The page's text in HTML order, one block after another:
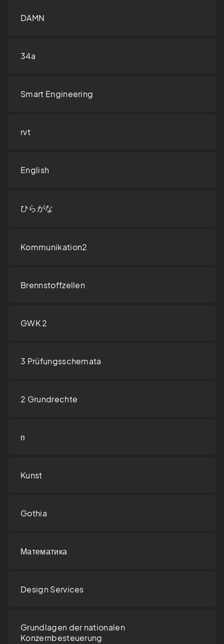
DAMN
34a
Smart Engineering
rvt
English
ひらがな
Kommunikation2
Brennstoffzellen
GWK 2
3 Prüfungsschemata
2 Grundrechte
п
Kunst
Gothia
Математика
Design Services
Grundlagen der nationalen
Konzernbesteuerung